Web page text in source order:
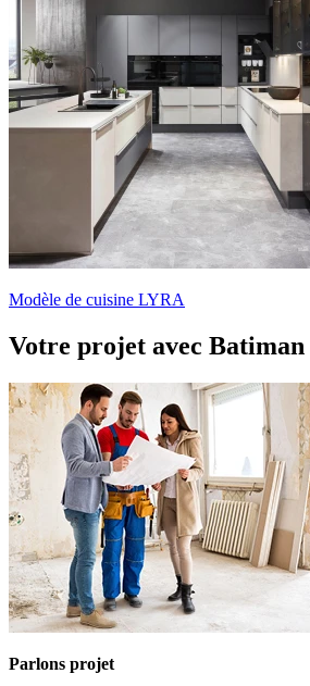
Modèle de cuisine LYRA
Votre projet avec Batiman
Parlons projet